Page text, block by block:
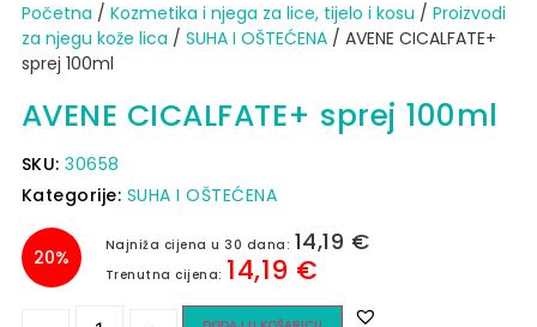
Početna / Kozmetika i njega za lice, tijelo i kosu / Proizvodi
za njegu kože lica / SUHA I OŠTEĆENA/ AVENE CICALFATE+
sprej 100ml
AVENE CICALFATE+ sprej 100ml
SKU:30658
Kategorije: SUHA I OŠTEĆENA
20%
Najniža cijena u 30 dana: 14,19 €
Trenutna cijena: 14,19 €